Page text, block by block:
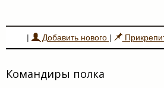
| Добавить нового |
Командиры полка